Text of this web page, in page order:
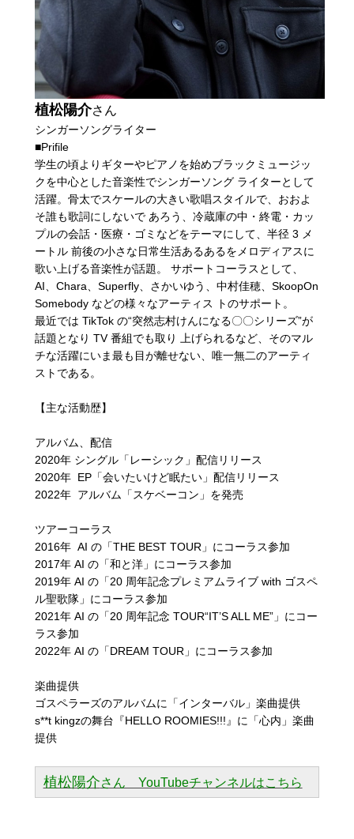
植松陽介さん
シンガーソングライター
■Prifile
学生の頃よりギターやピアノを始めブラックミュージッ
クを中心とした音楽性でシンガーソング ライターとして
活躍。骨太でスケールの大きい歌唱スタイルで、おおよ
そ誰も歌詞にしないで あろう、冷蔵庫の中・終電・カッ
プルの会話・医療・ゴミなどをテーマにして、半径 3 メ
ートル 前後の小さな日常生活あるあるをメロディアスに
歌い上げる音楽性が話題。 サポートコーラスとして、
AI、Chara、Superfly、さかいゆう、中村佳穂、SkoopOn
Somebody などの様々なアーティス トのサポート。
最近では TikTok の“突然志村けんになる〇〇シリーズ”が
話題となり TV 番組でも取り 上げられるなど、そのマル
チな活躍にいま最も目が離せない、唯一無二のアーティ
ストである。
【主な活動歴】
アルバム、配信
2020年 シングル「レーシック」配信リリース
2020年 EP「会いたいけど眠たい」配信リリース
2022年 アルバム「スケベーコン」を発売
ツアーコーラス
2016年 AI の「THE BEST TOUR」にコーラス参加
2017年 AI の「和と洋」にコーラス参加
2019年 AI の「20 周年記念プレミアムライブ with ゴスペ
ル聖歌隊」にコーラス参加
2021年 AI の「20 周年記念 TOUR“IT’S ALL ME”」にコー
ラス参加
2022年 AI の「DREAM TOUR」にコーラス参加
楽曲提供
ゴスペラーズのアルバムに「インターバル」楽曲提供
s**t kingzの舞台『HELLO ROOMIES!!!』に「心内」楽曲
提供
植松陽介さん YouTubeチャンネルはこちら